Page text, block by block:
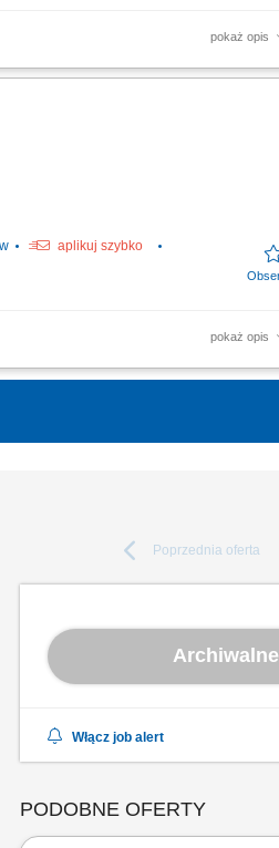
pokaż opis
liści, zbieranie śmieci,
aplikuj szybko
pokaż opis
dbać o dobry kontakt z
Poprzednia oferta
Archiwalne
Włącz job alert
PODOBNE OFERTY